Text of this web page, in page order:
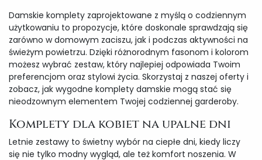
Damskie komplety zaprojektowane z myślą o codziennym
użytkowaniu to propozycje, które doskonale sprawdzają się
zarówno w domowym zaciszu, jak i podczas aktywności na
świeżym powietrzu. Dzięki różnorodnym fasonom i kolorom
możesz wybrać zestaw, który najlepiej odpowiada Twoim
preferencjom oraz stylowi życia. Skorzystaj z naszej oferty i
zobacz, jak wygodne komplety damskie mogą stać się
nieodzownym elementem Twojej codziennej garderoby.
Komplety dla kobiet na upalne dni
Letnie zestawy to świetny wybór na ciepłe dni, kiedy liczy
się nie tylko modny wygląd, ale też komfort noszenia. W